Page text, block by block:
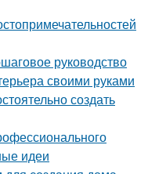
руководство
своими руками
создать
идеи